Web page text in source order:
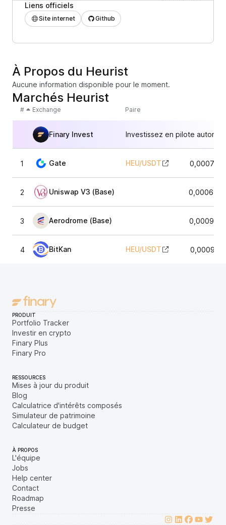
Liens officiels
Site internet Github
À Propos du Heurist
Aucune information disponible pour le moment.
Marchés Heurist
# Exchange Paire
Finary Invest Investissez en pilote
1 Gate HEU/USDT
2 Uniswap V3 (Base)
3 Aerodrome (Base)
4 BitKan HEU/USDT
PRODUIT
Portfolio Tracker
Investir en crypto
Finary Plus
Finary Pro
RESSOURCES
Mises à jour du produit
Blog
Calculatrice d'intérêts composés
Simulateur de patrimoine
Calculateur de budget
À PROPOS
L'équipe
Jobs
Help center
Contact
Roadmap
Presse